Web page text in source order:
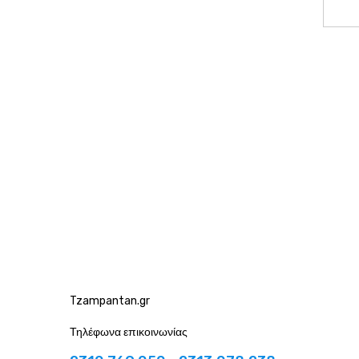
Tzampantan.gr
Τηλέφωνα επικοινωνίας